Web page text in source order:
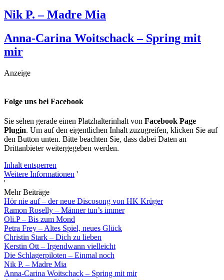
Nik P. – Madre Mia
Anna-Carina Woitschack – Spring mit
mir
Anzeige
Folge uns bei Facebook
Sie sehen gerade einen Platzhalterinhalt von Facebook Page
Plugin. Um auf den eigentlichen Inhalt zuzugreifen, klicken Sie auf
den Button unten. Bitte beachten Sie, dass dabei Daten an
Drittanbieter weitergegeben werden.
Inhalt entsperren
Weitere Informationen '
'
Mehr Beiträge
Hör nie auf – der neue Discosong von HK Krüger
Ramon Roselly – Männer tun’s immer
Oli.P – Bis zum Mond
Petra Frey – Altes Spiel, neues Glück
Christin Stark – Dich zu lieben
Kerstin Ott – Irgendwann vielleicht
Die Schlagerpiloten – Einmal noch
Nik P. – Madre Mia
Anna-Carina Woitschack – Spring mit mir